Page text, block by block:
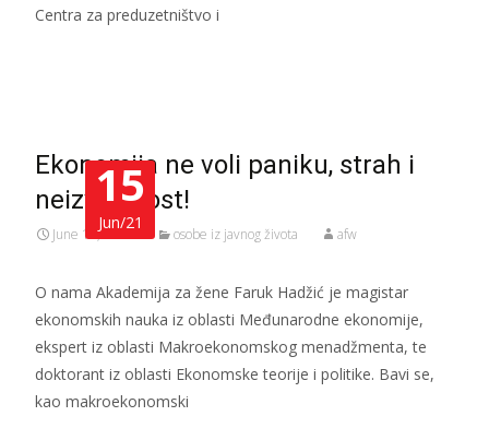
Centra za preduzetništvo i
15
Jun/21
Ekonomija ne voli paniku, strah i
neizvjesnost!
June 15, 2021 osobe iz javnog života afw
O nama Akademija za žene Faruk Hadžić je magistar
ekonomskih nauka iz oblasti Međunarodne ekonomije,
ekspert iz oblasti Makroekonomskog menadžmenta, te
doktorant iz oblasti Ekonomske teorije i politike. Bavi se,
kao makroekonomski